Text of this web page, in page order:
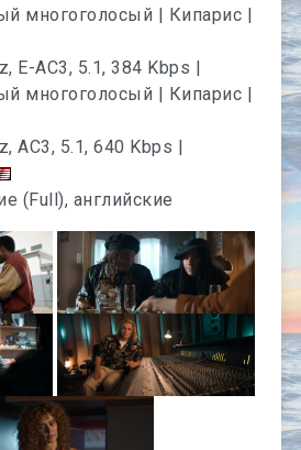
многоголосый | Кипарис |
E-AC3, 5.1, 384 Kbps |
многоголосый | Кипарис |
AC3, 5.1, 640 Kbps |
(Full), английские